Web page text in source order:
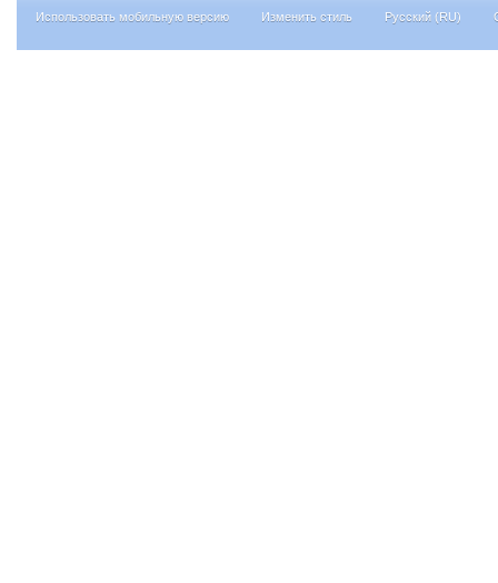
Использовать мобильную версию Изменить стиль Русский (RU)